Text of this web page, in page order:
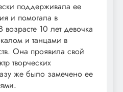
поддерживала ее
и помогала в
10 лет девочка
и танцами в
Она проявила свой
творческих
же было замечено ее